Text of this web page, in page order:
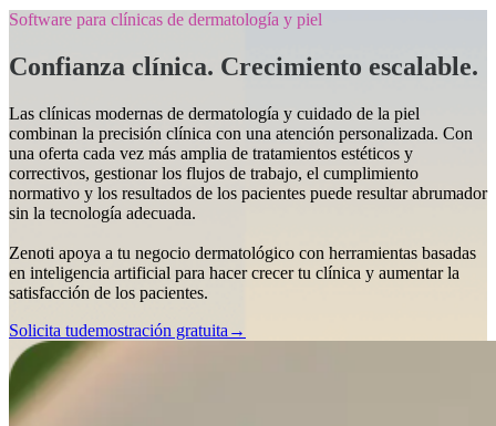
Software para clínicas de dermatología y piel
Confianza clínica. Crecimiento escalable.
Las clínicas modernas de dermatología y cuidado de la piel
combinan la precisión clínica con una atención personalizada. Con
una oferta cada vez más amplia de tratamientos estéticos y
correctivos, gestionar los flujos de trabajo, el cumplimiento
normativo y los resultados de los pacientes puede resultar abrumador
sin la tecnología adecuada.
Zenoti apoya a tu negocio dermatológico con herramientas basadas
en inteligencia artificial para hacer crecer tu clínica y aumentar la
satisfacción de los pacientes.
Solicita tudemostración gratuita→